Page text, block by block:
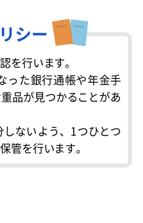
シー
を行います。
った銀行通帳や年金手
品が見つかることがあ
ないよう、1つひとつ
管を行います。